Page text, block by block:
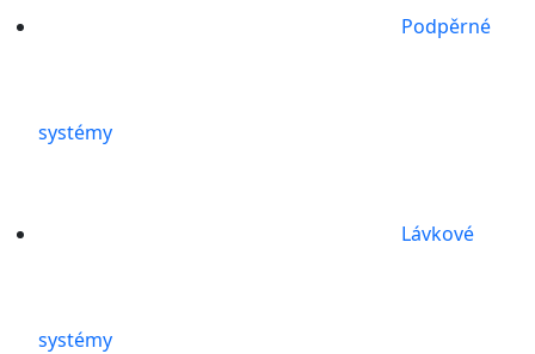
Podpěrné
systémy
Lávkové
systémy